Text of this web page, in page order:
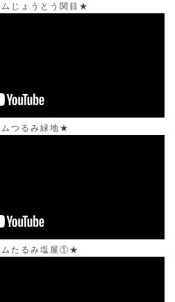
じょうとう関目★
つるみ緑地★
たるみ塩屋①★